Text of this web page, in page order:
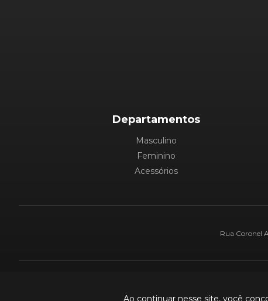
Ao continuar nesse site, você
Departamentos
Masculino
Feminino
Acessórios
Rua Coronel